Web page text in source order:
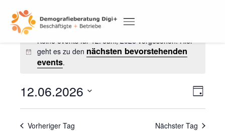
contentfor
12.
Juni,
2026
Notice
Keine events für 12. Juni, 2026 vorgesehen. Hier
geht es zu den nächsten bevorstehenden
events.
Tag
12.06.2026
Vorheriger Tag Nächster Tag